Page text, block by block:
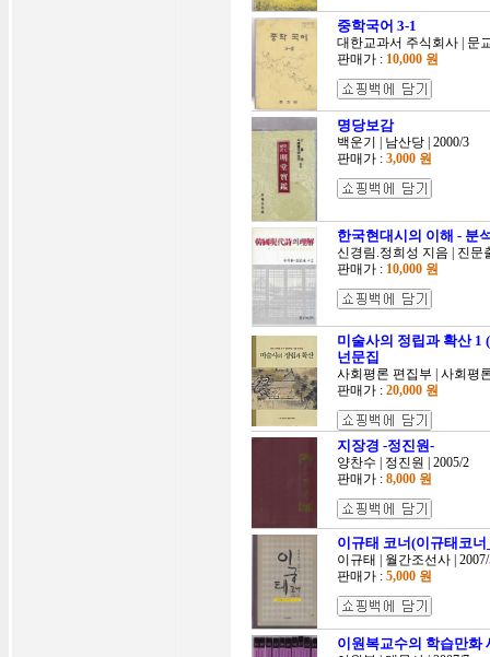
중학국어 3-1
대한교과서 주식회사 | 문
판매가 : 10,000 원
명당보감
백운기 | 남산당 | 2000/3
판매가 : 3,000 원
한국현대시의 이해 - 분
신경림.정희성 지음 | 진문
판매가 : 10,000 원
미술사의 정립과 확산 1
넌문집
사회평론 편집부 | 사회평
판매가 : 20,000 원
지장경 -정진원-
양찬수 | 정진원 | 2005/2
판매가 : 8,000 원
이규태 코너(이규태코
이규태 | 월간조선사 |
판매가 : 5,000 원
이원복교수의 학습만화